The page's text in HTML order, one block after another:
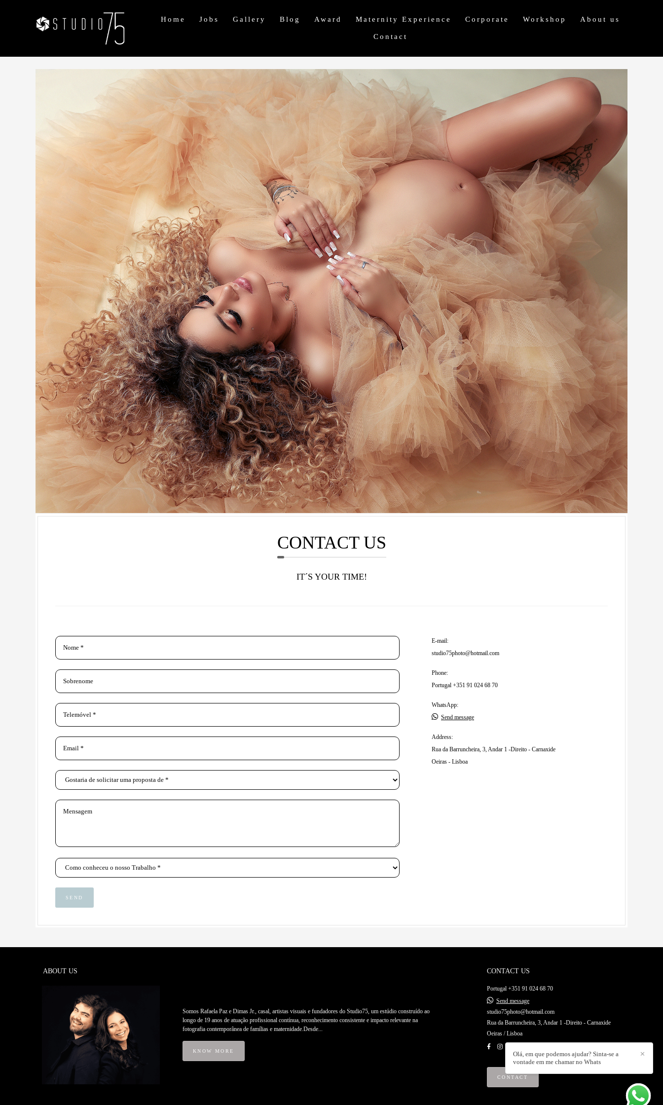
Home Jobs Gallery Blog Award Maternity Experience Corporate Workshop About us
Contact
CONTACT US
IT´S YOUR TIME!
SEND
E-mail:
studio75photo@hotmail.com
Phone:
Portugal +351 91 024 68 70
WhatsApp:
Send message
Address:
Rua da Barruncheira, 3, Andar 1 -Direito - Carnaxide
Oeiras - Lisboa
ABOUT US
Somos Rafaela Paz e Dimas Jr., casal, artistas visuais e fundadores do Studio75, um estúdio construído ao
longo de 19 anos de atuação profissional contínua, reconhecimento consistente e impacto relevante na
fotografia contemporânea de famílias e maternidade.Desde...
KNOW MORE
CONTACT US
Portugal +351 91 024 68 70
Send message
studio75photo@hotmail.com
Rua da Barruncheira, 3, Andar 1 -Direito - Carnaxide
Oeiras / Lisboa
CONTACT
✕
Olá, em que podemos ajudar? Sinta-se a
vontade em me chamar no Whats